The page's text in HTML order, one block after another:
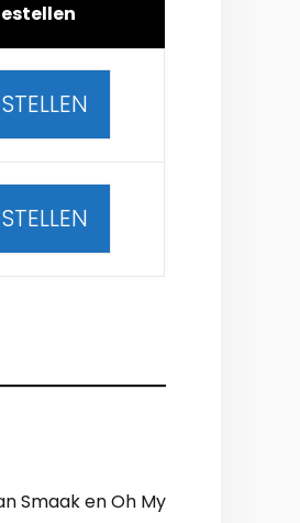
Smaak en Oh My